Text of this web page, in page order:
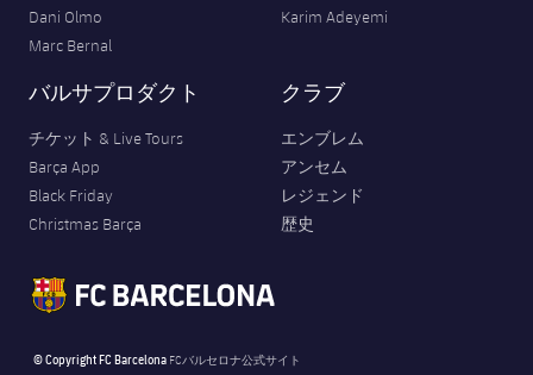
Dani Olmo
Marc Bernal
Karim Adeyemi
バルサプロダクト
チケット & Live Tours
Barça App
Black Friday
Christmas Barça
クラブ
エンブレム
アンセム
レジェンド
歴史
© Copyright FC Barcelona FCバルセロナ公式サイト